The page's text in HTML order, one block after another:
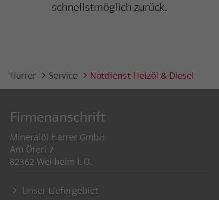
schnellstmöglich zurück.
Harrer Service Notdienst Heizöl & Diesel
Firmenanschrift
Mineralöl Harrer GmbH
Am Öferl 7
82362 Weilheim i. O.
Unser Liefergebiet